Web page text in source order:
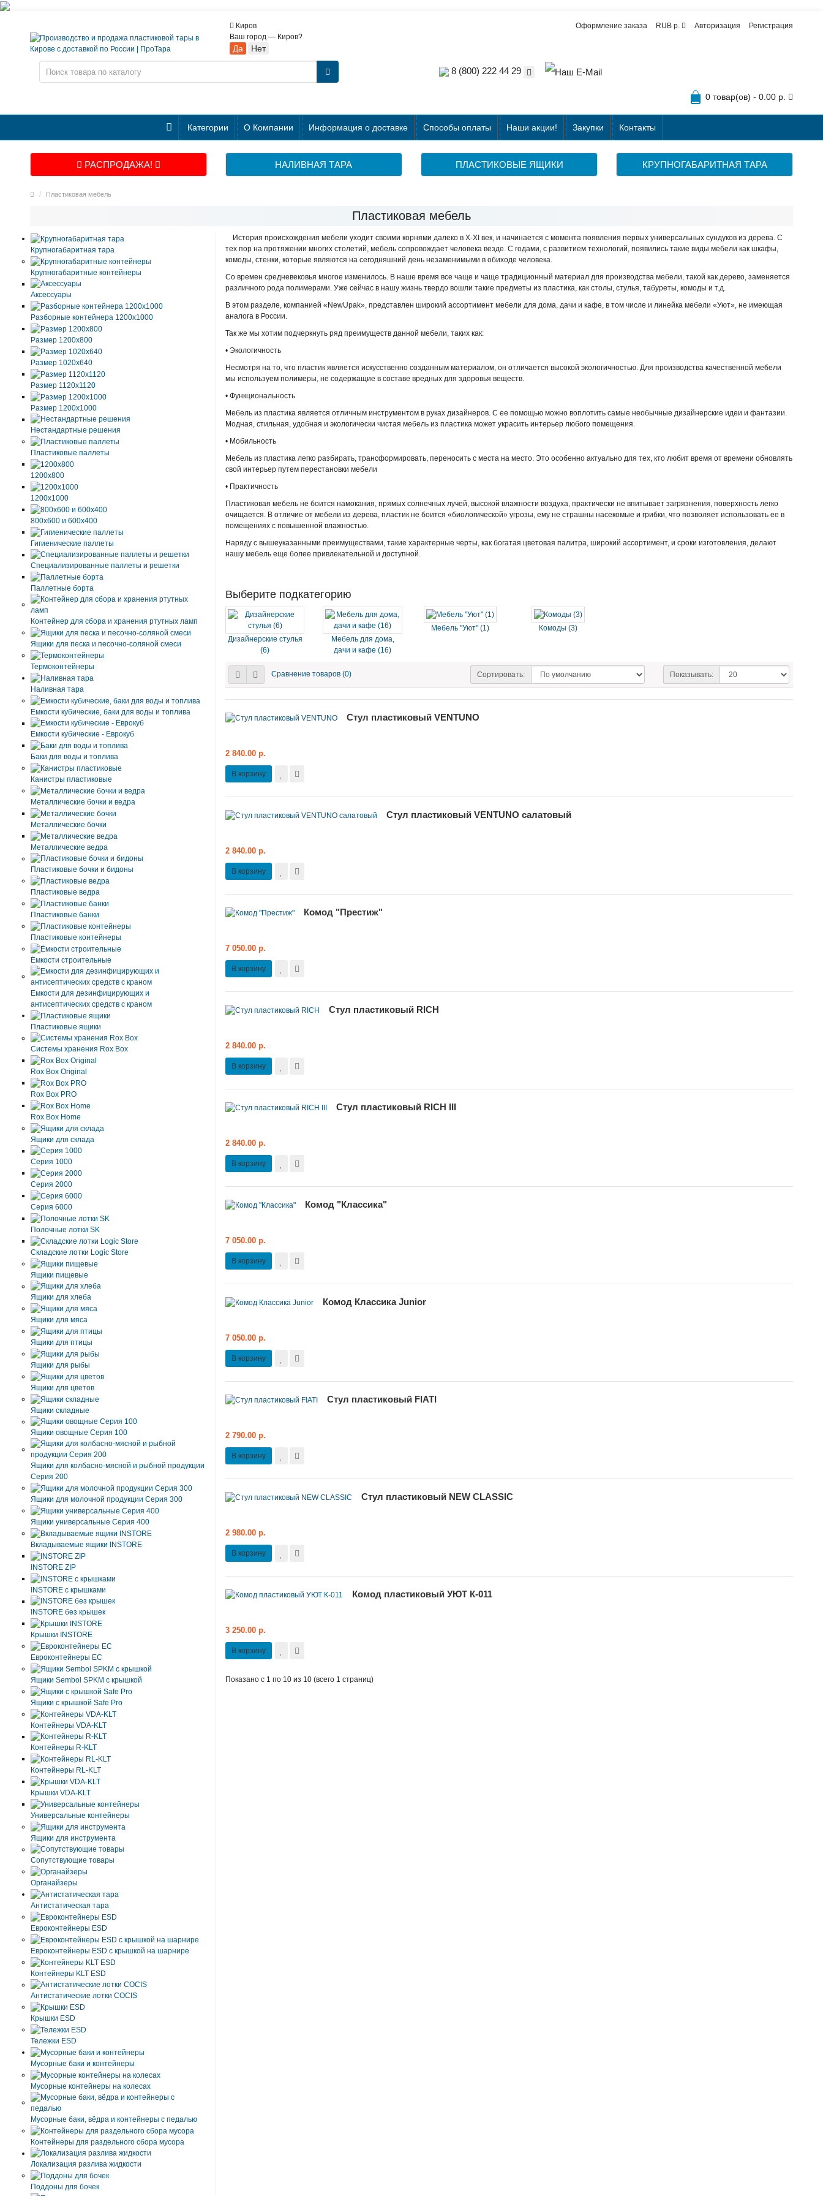
Киров
Ваш город — Киров?
Авторизация Регистрация
Оформление заказа RUB р.
8 (800) 222 44 29
0 товар(ов) - 0.00 р.
Категории О Компании Информация о доставке Способы оплаты Наши акции! Закупки Контакты
РАСПРОДАЖА! НАЛИВНАЯ ТАРА ПЛАСТИКОВЫЕ ЯЩИКИ КРУПНОГАБАРИТНАЯ ТАРА
Пластиковая мебель
Пластиковая мебель
Крупногабаритная тара
Крупногабаритные контейнеры
Аксессуары
Разборные контейнера 1200х1000
Размер 1200х800
Размер 1020х640
Размер 1120х1120
Размер 1200х1000
Нестандартные решения
Пластиковые паллеты
1200х800
1200х1000
800х600 и 600х400
Гигиенические паллеты
Специализированные паллеты и решетки
Паллетные борта
Контейнер для сбора и хранения ртутных ламп
Ящики для песка и песочно-соляной смеси
Термоконтейнеры
Наливная тара
Емкости кубические, баки для воды и топлива
Емкости кубические - Еврокуб
Баки для воды и топлива
Канистры пластиковые
Металлические бочки и ведра
Металлические бочки
Металлические ведра
Пластиковые бочки и бидоны
Пластиковые ведра
Пластиковые банки
Пластиковые контейнеры
Ёмкости строительные
Емкости для дезинфицирующих и
антисептических средств с краном
Пластиковые ящики
Системы хранения Rox Box
Rox Box Original
Rox Box PRO
Rox Box Home
Ящики для склада
Серия 1000
Серия 2000
Серия 6000
Полочные лотки SK
Складские лотки Logic Store
Ящики пищевые
Ящики для хлеба
Ящики для мяса
Ящики для птицы
Ящики для рыбы
Ящики для цветов
Ящики складные
Ящики овощные Серия 100
Ящики для колбасно-мясной и рыбной продукции
Серия 200
Ящики для молочной продукции Серия 300
Ящики универсальные Серия 400
Вкладываемые ящики INSTORE
INSTORE ZIP
INSTORE с крышками
INSTORE без крышек
Крышки INSTORE
Евроконтейнеры ЕC
Ящики Sembol SPKM с крышкой
Ящики с крышкой Safe Pro
Контейнеры VDA-KLT
Контейнеры R-KLT
Контейнеры RL-KLT
Крышки VDA-KLT
Универсальные контейнеры
Ящики для инструмента
Сопутствующие товары
Органайзеры
Антистатическая тара
Eвроконтейнеры ЕSD
Евроконтейнеры ESD с крышкой на шарнире
Контейнеры KLT ESD
Антистатические лотки COCIS
Крышки ESD
Тележки ESD
Мусорные баки и контейнеры
Мусорные контейнеры на колесах
Мусорные баки, вёдра и контейнеры с педалью
Контейнеры для раздельного сбора мусора
Локализация разлива жидкости
Поддоны для бочек
История происхождения мебели уходит своими корнями далеко в X-XI век, и начинается с момента появления первых универсальных сундуков из дерева. С
тех пор на протяжении многих столетий, мебель сопровождает человека везде. С годами, с развитием технологий, появились такие виды мебели как шкафы,
комоды, стенки, которые являются на сегодняшний день незаменимыми в обиходе человека.
Со времен средневековья многое изменилось. В наше время все чаще и чаще традиционный материал для производства мебели, такой как дерево, заменяется
различного рода полимерами. Уже сейчас в нашу жизнь твердо вошли такие предметы из пластика, как столы, стулья, табуреты, комоды и т.д.
В этом разделе, компанией «NewUpak», представлен широкий ассортимент мебели для дома, дачи и кафе, в том числе и линейка мебели «Уют», не имеющая
аналога в России.
Так же мы хотим подчеркнуть ряд преимуществ данной мебели, таких как:
• Экологичность
Несмотря на то, что пластик является искусственно созданным материалом, он отличается высокой экологичностью. Для производства качественной мебели
мы используем полимеры, не содержащие в составе вредных для здоровья веществ.
• Функциональность
Мебель из пластика является отличным инструментом в руках дизайнеров. С ее помощью можно воплотить самые необычные дизайнерские идеи и фантазии.
Модная, стильная, удобная и экологически чистая мебель из пластика может украсить интерьер любого помещения.
• Мобильность
Мебель из пластика легко разбирать, трансформировать, переносить с места на место. Это особенно актуально для тех, кто любит время от времени обновлять
свой интерьер путем перестановки мебели
• Практичность
Пластиковая мебель не боится намокания, прямых солнечных лучей, высокой влажности воздуха, практически не впитывает загрязнения, поверхность легко
очищается. В отличие от мебели из дерева, пластик не боится «биологической» угрозы, ему не страшны насекомые и грибки, что позволяет использовать ее в
помещениях с повышенной влажностью.
Наряду с вышеуказанными преимуществами, такие характерные черты, как богатая цветовая палитра, широкий ассортимент, и сроки изготовления, делают
нашу мебель еще более привлекательной и доступной.
Выберите подкатегорию
Дизайнерские стулья
(6)
Мебель для дома,
дачи и кафе (16)
Мебель "Уют" (1) Комоды (3)
Сравнение товаров (0) Сортировать: Показывать:
Стул пластиковый VENTUNO
2 840.00 р.
В корзину
Стул пластиковый VENTUNO салатовый
2 840.00 р.
В корзину
Комод "Престиж"
7 050.00 р.
В корзину
Стул пластиковый RICH
2 840.00 р.
В корзину
Стул пластиковый RICH III
2 840.00 р.
В корзину
Комод "Классика"
7 050.00 р.
В корзину
Комод Классика Junior
7 050.00 р.
В корзину
Стул пластиковый FIATI
2 790.00 р.
В корзину
Стул пластиковый NEW CLASSIC
2 980.00 р.
В корзину
Комод пластиковый УЮТ К-011
3 250.00 р.
В корзину
Показано с 1 по 10 из 10 (всего 1 страниц)